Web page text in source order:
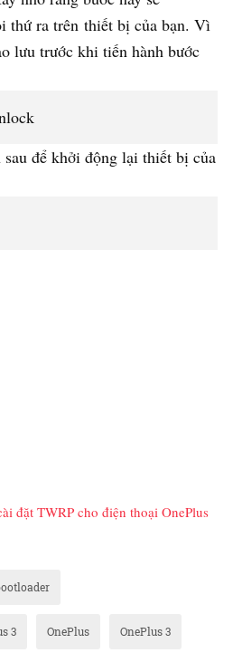
thứ ra trên thiết bị của bạn. Vì
lưu trước khi tiến hành bước
để khởi động lại thiết bị của
đặt TWRP cho điện thoại OnePlus
3 OnePlus OnePlus 3